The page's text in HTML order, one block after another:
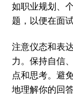
如职业规划、
题，以便在面
注意仪态和表
力。保持自信
点和思考。避
地理解你的回答